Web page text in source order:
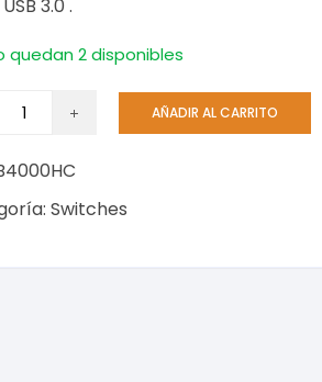
3.0 .
quedan 2 disponibles
TP-
AÑADIR AL CARRITO
Switches